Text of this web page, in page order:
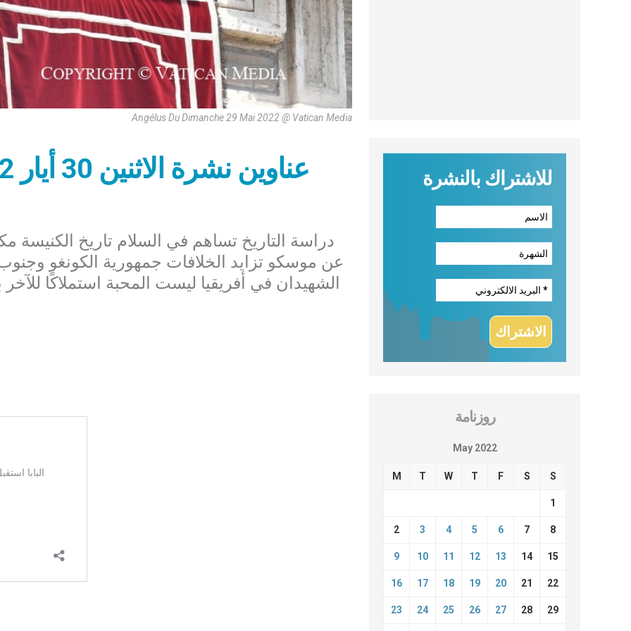
Angélus Du Dimanche 29 Mai 2022 @ Vatican Media
عناوين نشرة الاثنين 30 أيار 2022: الصعود ليس النهاية
دراسة التاريخ تساهم في السلام تاريخ الكنيسة
عن موسكو تزايد الخلافات جمهورية الكونغو وجنوب
للاشتراك بالنشرة
روزنامة
May 2022
M T W T F S S
1
2 3 4 5 6 7 8
9 10 11 12 13 14 15
16 17 18 19 20 21 22
23 24 25 26 27 28 29